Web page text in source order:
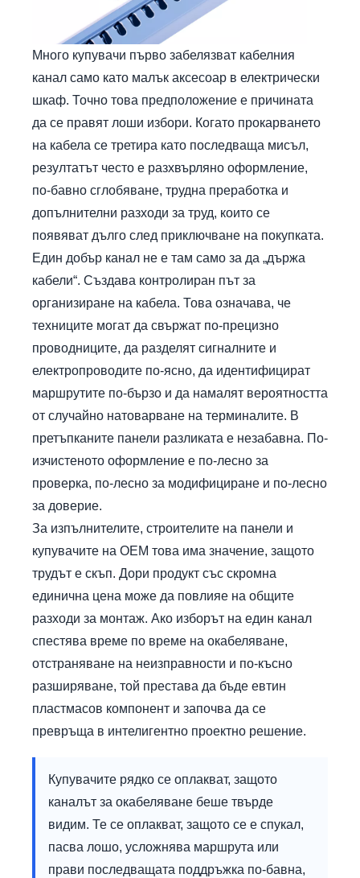
Много купувачи първо забелязват кабелния
канал само като малък аксесоар в електрически
шкаф. Точно това предположение е причината
да се правят лоши избори. Когато прокарването
на кабела се третира като последваща мисъл,
резултатът често е разхвърляно оформление,
по-бавно сглобяване, трудна преработка и
допълнителни разходи за труд, които се
появяват дълго след приключване на покупката.
Един добър канал не е там само за да „държа
кабели“. Създава контролиран път за
организиране на кабела. Това означава, че
техниците могат да свържат по-прецизно
проводниците, да разделят сигналните и
електропроводите по-ясно, да идентифицират
маршрутите по-бързо и да намалят вероятността
от случайно натоварване на терминалите. В
претъпканите панели разликата е незабавна. По-
изчистеното оформление е по-лесно за
проверка, по-лесно за модифициране и по-лесно
за доверие.
За изпълнителите, строителите на панели и
купувачите на OEM това има значение, защото
трудът е скъп. Дори продукт със скромна
единична цена може да повлияе на общите
разходи за монтаж. Ако изборът на един канал
спестява време по време на окабеляване,
отстраняване на неизправности и по-късно
разширяване, той престава да бъде евтин
пластмасов компонент и започва да се
превръща в интелигентно проектно решение.
Купувачите рядко се оплакват, защото
каналът за окабеляване беше твърде
видим. Те се оплакват, защото се е спукал,
пасва лошо, усложнява маршрута или
прави последващата поддръжка по-бавна,